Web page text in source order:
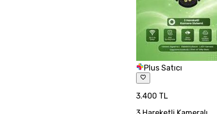
Plus Satıcı
3.400 TL